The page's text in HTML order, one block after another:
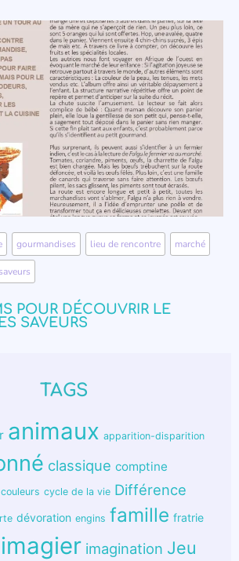
gourmandises lieu de rencontre marché
saveurs
POUR DÉCOUVRIR LE
SAVEURS
TAGS
animaux apparition-disparition
classique comptine
couleurs cycle de la vie Différence
dévoration engins famille fratrie
imagier imagination Jeu